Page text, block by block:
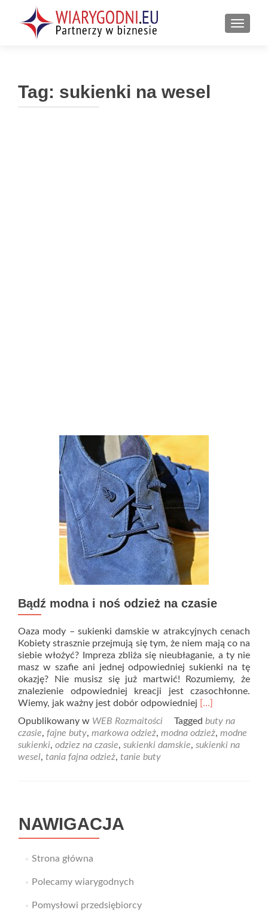
Tag: sukienki na wesel
Bądź modna i noś odzież na czasie
Oaza mody – sukienki damskie w atrakcyjnych cenach
Kobiety strasznie przejmują się tym, że niem mają co na
siebie włożyć? Impreza zbliża się nieubłaganie, a ty nie
masz w szafie ani jednej odpowiedniej sukienki na tę
okazję? Nie musisz się już martwić! Rozumiemy, że
znalezienie odpowiedniej kreacji jest czasochłonne.
Wiemy, jak ważny jest dobór odpowiedniej Read
about
Bądź
modna
[…]
Opublikowany w WEB Rozmaitości Tagged buty na
czasie, fajne buty, markowa odzież, modna odzież, modne
sukienki, odziez na czasie, sukienki damskie, sukienki na
wesel, tania fajna odzież, tanie buty
NAWIGACJA
Strona główna
Polecamy wiarygodnych
Pomysłowi przedsiębiorcy